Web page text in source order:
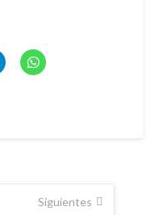
Siguientes